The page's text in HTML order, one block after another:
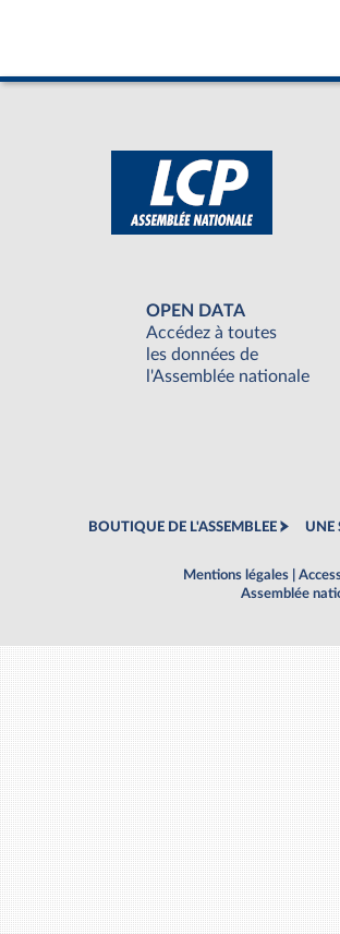
OPEN DATA
Accédez à toutes
les données de
l'Assemblée nationale
BOUTIQUE DE L'ASSEMBLEE UNE
Mentions légales
Assemblée